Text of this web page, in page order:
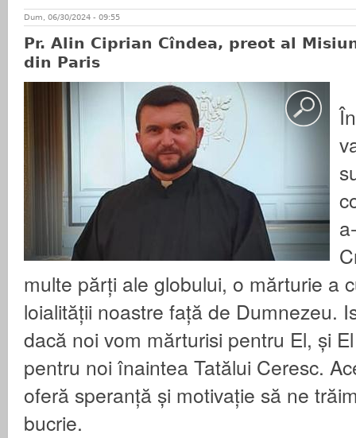
Dum, 06/30/2024 - 09:55
Pr. Alin Ciprian Cîndea, preot al
din Paris
multe părți ale globului, o mărturie a
loialității noastre față de Dumnezeu.
dacă noi vom mărturisi pentru El, și
pentru noi înaintea Tatălui Ceresc.
oferă speranță și motivație să ne
bucrie.